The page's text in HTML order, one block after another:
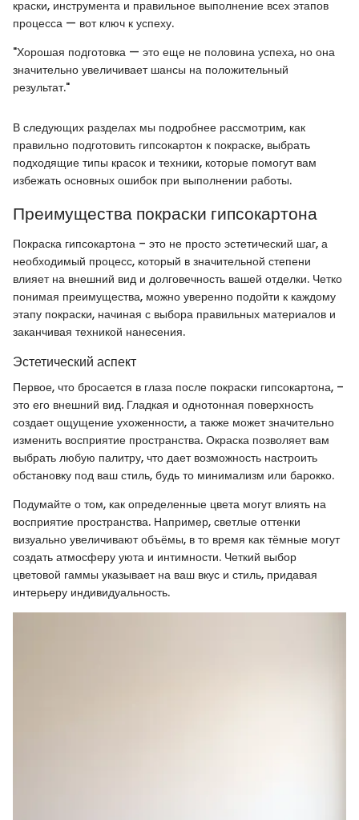
краски, инструмента и правильное выполнение всех этапов
процесса — вот ключ к успеху.
"Хорошая подготовка — это еще не половина успеха, но она
значительно увеличивает шансы на положительный
результат."
В следующих разделах мы подробнее рассмотрим, как
правильно подготовить гипсокартон к покраске, выбрать
подходящие типы красок и техники, которые помогут вам
избежать основных ошибок при выполнении работы.
Преимущества покраски гипсокартона
Покраска гипсокартона – это не просто эстетический шаг, а
необходимый процесс, который в значительной степени
влияет на внешний вид и долговечность вашей отделки. Четко
понимая преимущества, можно уверенно подойти к каждому
этапу покраски, начиная с выбора правильных материалов и
заканчивая техникой нанесения.
Эстетический аспект
Первое, что бросается в глаза после покраски гипсокартона, –
это его внешний вид. Гладкая и однотонная поверхность
создает ощущение ухоженности, а также может значительно
изменить восприятие пространства. Окраска позволяет вам
выбрать любую палитру, что дает возможность настроить
обстановку под ваш стиль, будь то минимализм или барокко.
Подумайте о том, как определенные цвета могут влиять на
восприятие пространства. Например, светлые оттенки
визуально увеличивают объёмы, в то время как тёмные могут
создать атмосферу уюта и интимности. Четкий выбор
цветовой гаммы указывает на ваш вкус и стиль, придавая
интерьеру индивидуальность.